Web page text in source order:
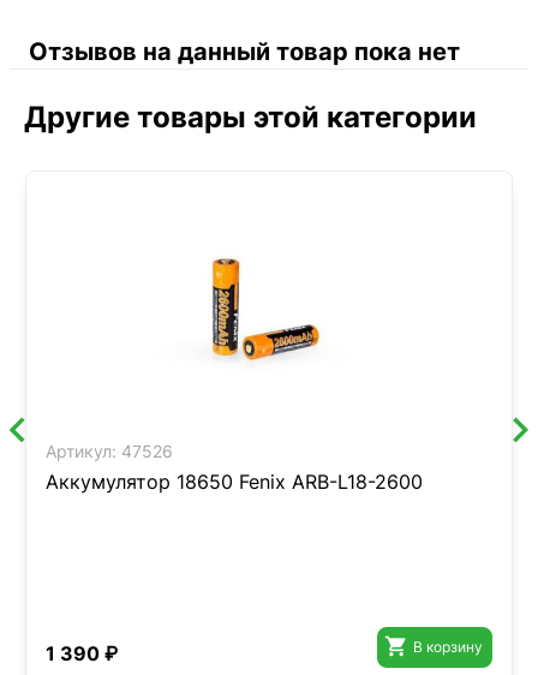
Отзывов на данный товар пока нет
Другие товары этой категории
Артикул: 47526
Аккумулятор 18650 Fenix ARB-L18-2600
1 390 ₽  В корзину